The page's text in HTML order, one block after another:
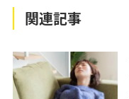
関連記事